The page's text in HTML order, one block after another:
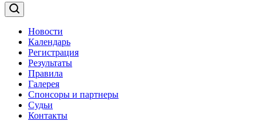
Новости
Календарь
Регистрация
Результаты
Правила
Галерея
Спонсоры и партнеры
Судьи
Контакты